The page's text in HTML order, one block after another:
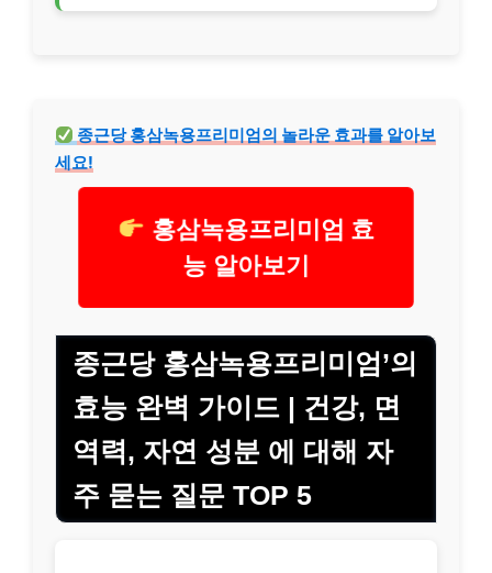
종근당 홍삼녹용프리미엄의 놀라운 효과를 알아보
세요!
홍삼녹용프리미엄 효
능 알아보기
종근당 홍삼녹용프리미엄’의
효능 완벽 가이드 | 건강, 면
역력, 자연 성분 에 대해 자
주 묻는 질문 TOP 5